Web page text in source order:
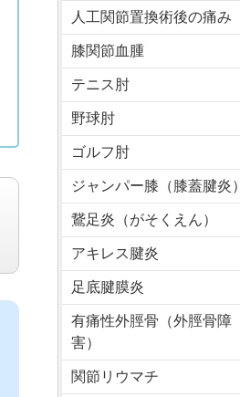
人工関節置換術後の痛み
膝関節血腫
テニス肘
野球肘
ゴルフ肘
ジャンパー膝（膝蓋腱炎）
鵞足炎（がそくえん）
アキレス腱炎
足底腱膜炎
有痛性外脛骨（外脛骨障
害）
関節リウマチ